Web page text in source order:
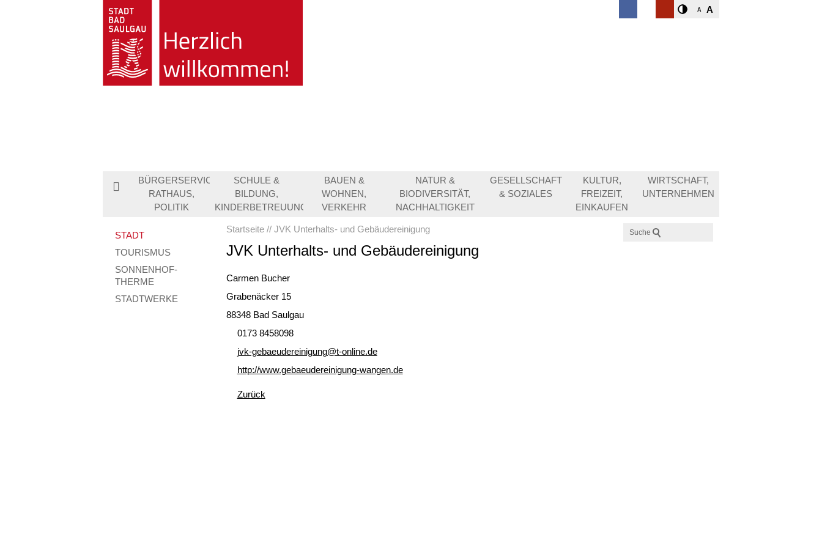
A A
BÜRGERSERVICE,
RATHAUS,
POLITIK
SCHULE &
BILDUNG,
KINDERBETREUUNG
BAUEN &
WOHNEN,
VERKEHR
NATUR &
BIODIVERSITÄT,
NACHHALTIGKEIT
GESELLSCHAFT
& SOZIALES
KULTUR,
FREIZEIT,
EINKAUFEN
WIRTSCHAFT,
UNTERNEHMEN
STADT
TOURISMUS
SONNENHOF-
THERME
STADTWERKE
Startseite JVK Unterhalts- und Gebäudereinigung
JVK Unterhalts- und Gebäudereinigung
Carmen Bucher
Grabenäcker 15
88348 Bad Saulgau
0173 8458098
jvk-gebaeudereinigung@t-online.de
http://www.gebaeudereinigung-wangen.de
Zurück
Suche